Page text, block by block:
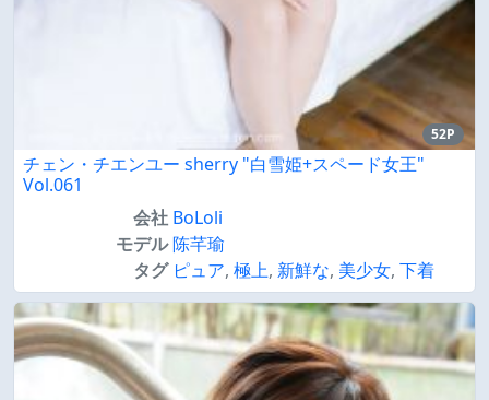
52P
チェン・チエンユー sherry "白雪姫+スペード女王"
Vol.061
会社 BoLoli
モデル陈芊瑜
タグ ピュア, 極上, 新鮮な, 美少女, 下着